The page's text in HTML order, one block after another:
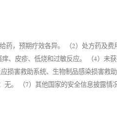
药，预期疗效各异。 （2）处方药及
、皮疹、低烧和过敏反应。 （4）未
害救助系统、生物制品感染损害救助
无。 （7）其他国家的安全信息披露情